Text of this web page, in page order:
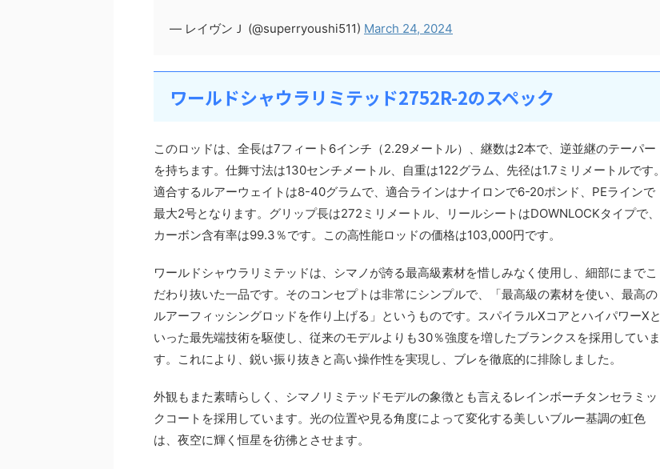
— レイヴンＪ (@superryoushi511) March 24, 2024
ワールドシャウラリミテッド2752R-2のスペック
このロッドは、全長は7フィート6インチ（2.29メートル）、継数は2本で、逆並継のテーパー
を持ちます。仕舞寸法は130センチメートル、自重は122グラム、先径は1.7ミリメートルです。
適合するルアーウェイトは8-40グラムで、適合ラインはナイロンで6-20ポンド、PEラインで
最大2号となります。グリップ長は272ミリメートル、リールシートはDOWNLOCKタイプで、
カーボン含有率は99.3％です。この高性能ロッドの価格は103,000円です。
ワールドシャウラリミテッドは、シマノが誇る最高級素材を惜しみなく使用し、細部にまでこ
だわり抜いた一品です。そのコンセプトは非常にシンプルで、「最高級の素材を使い、最高の
ルアーフィッシングロッドを作り上げる」というものです。スパイラルXコアとハイパワーXと
いった最先端技術を駆使し、従来のモデルよりも30％強度を増したブランクスを採用していま
す。これにより、鋭い振り抜きと高い操作性を実現し、ブレを徹底的に排除しました。
外観もまた素晴らしく、シマノリミテッドモデルの象徴とも言えるレインボーチタンセラミッ
クコートを採用しています。光の位置や見る角度によって変化する美しいブルー基調の虹色
は、夜空に輝く恒星を彷彿とさせます。